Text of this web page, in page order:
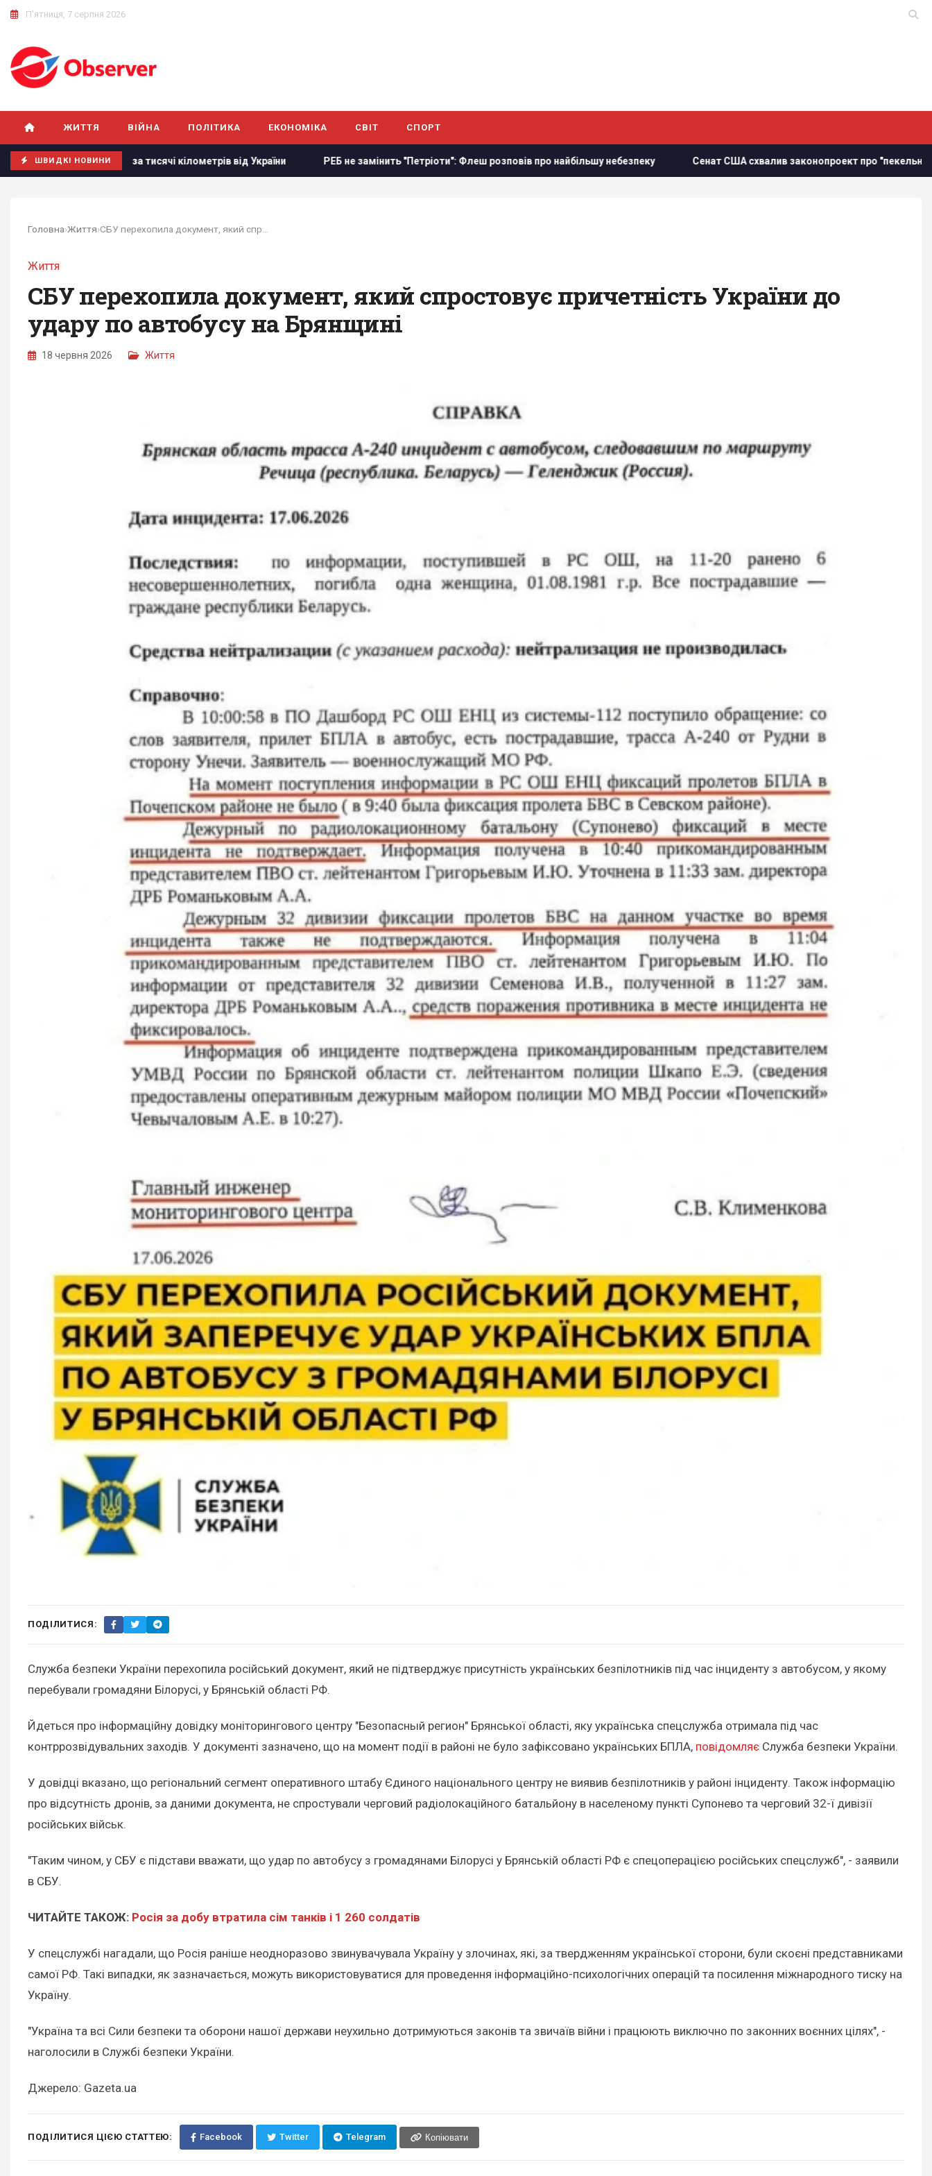
П'ятниця, 7 серпня 2026
ЖИТТЯ ВІЙНА ПОЛІТИКА ЕКОНОМІКА СВІТ СПОРТ
ШВИДКІ НОВИНИ
за тисячі кілометрів від України РЕБ не замінить "Петріоти": Флеш розповів про найбільшу небезпеку Сенат США схвалив законопроект про "пекельні санкції" проти РФ
Головна›Життя›
Життя
СБУ перехопила документ, який спростовує причетність України до
удару по автобусу на Брянщині
18 червня 2026 Життя
ПОДІЛИТИСЯ:
Служба безпеки України перехопила російський документ, який не підтверджує присутність українських безпілотників під час інциденту з автобусом, у якому
перебували громадяни Білорусі, у Брянській області РФ.
Йдеться про інформаційну довідку моніторингового центру "Безопасный регион" Брянської області, яку українська спецслужба отримала під час
контррозвідувальних заходів. У документі зазначено, що на момент події в районі не було зафіксовано українських БПЛА, повідомляє Служба безпеки України.
У довідці вказано, що регіональний сегмент оперативного штабу Єдиного національного центру не виявив безпілотників у районі інциденту. Також інформацію
про відсутність дронів, за даними документа, не спростували черговий радіолокаційного батальйону в населеному пункті Супонево та черговий 32-ї дивізії
російських військ.
"Таким чином, у СБУ є підстави вважати, що удар по автобусу з громадянами Білорусі у Брянській області РФ є спецоперацією російських спецслужб", - заявили
в СБУ.
ЧИТАЙТЕ ТАКОЖ: Росія за добу втратила сім танків і 1 260 солдатів
У спецслужбі нагадали, що Росія раніше неодноразово звинувачувала Україну у злочинах, які, за твердженням української сторони, були скоєні представниками
самої РФ. Такі випадки, як зазначається, можуть використовуватися для проведення інформаційно-психологічних операцій та посилення міжнародного тиску на
Україну.
"Україна та всі Сили безпеки та оборони нашої держави неухильно дотримуються законів та звичаїв війни і працюють виключно по законних воєнних цілях", -
наголосили в Службі безпеки України.
Джерело: Gazeta.ua
ПОДІЛИТИСЯ ЦІЄЮ СТАТТЕЮ: Facebook Twitter Telegram Копіювати